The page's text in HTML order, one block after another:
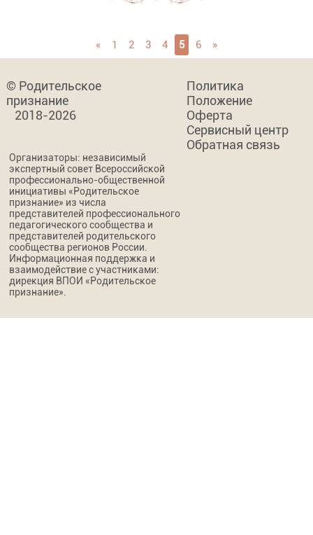
« 1 2 3 4 5 6 »
© Родительское
признание
2018-2026
Политика
Положение
Оферта
Сервисный центр
Обратная связь
Организаторы: независимый
экспертный совет Всероссийской
профессионально-общественной
инициативы «Родительское
признание» из числа
представителей профессионального
педагогического сообщества и
представителей родительского
сообщества регионов России.
Информационная поддержка и
взаимодействие с участниками:
дирекция ВПОИ «Родительское
признание».